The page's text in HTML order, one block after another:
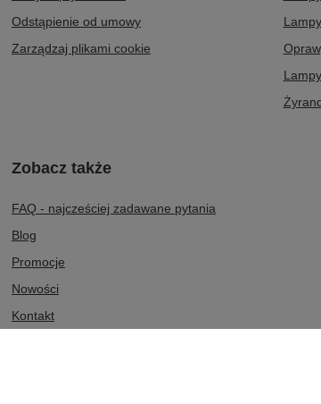
Odstąpienie od umowy
Zarządzaj plikami cookie
Zobacz także
FAQ - najcześciej zadawane pytania
Blog
Promocje
Nowości
Kontakt